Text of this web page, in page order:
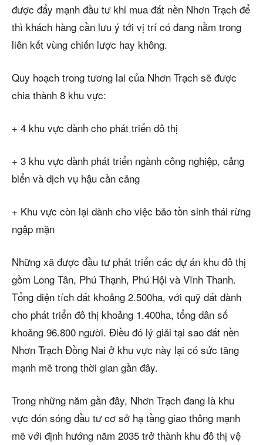
được đẩy mạnh đầu tư khi mua đất nền Nhơn Trạch để
thì khách hàng cần lưu ý tới vị trí có đang nằm trong
liên kết vùng chiến lược hay không.
Quy hoạch trong tương lai của Nhơn Trạch sẽ được
chia thành 8 khu vực:
+ 4 khu vực dành cho phát triển đô thị
+ 3 khu vực dành phát triển ngành công nghiệp, cảng
biển và dịch vụ hậu cần cảng
+ Khu vực còn lại dành cho việc bảo tồn sinh thái rừng
ngập mặn
Những xã được đầu tư phát triển các dự án khu đô thị
gồm Long Tân, Phú Thạnh, Phú Hội và Vĩnh Thanh.
Tổng diện tích đất khoảng 2.500ha, với quỹ đất dành
cho phát triển đô thị khoảng 1.400ha, tổng dân số
khoảng 96.800 người. Điều đó lý giải tại sao đất nền
Nhơn Trạch Đồng Nai ở khu vực này lại có sức tăng
mạnh mẽ trong thời gian gần đây.
Trong những năm gần đây, Nhơn Trạch đang là khu
vực đón sóng đầu tư cơ sở hạ tầng giao thông mạnh
mẽ với định hướng năm 2035 trở thành khu đô thị vệ